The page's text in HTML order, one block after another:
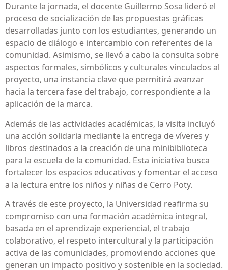
Durante la jornada, el docente Guillermo Sosa lideró el
proceso de socialización de las propuestas gráficas
desarrolladas junto con los estudiantes, generando un
espacio de diálogo e intercambio con referentes de la
comunidad. Asimismo, se llevó a cabo la consulta sobre
aspectos formales, simbólicos y culturales vinculados al
proyecto, una instancia clave que permitirá avanzar
hacia la tercera fase del trabajo, correspondiente a la
aplicación de la marca.
Además de las actividades académicas, la visita incluyó
una acción solidaria mediante la entrega de víveres y
libros destinados a la creación de una minibiblioteca
para la escuela de la comunidad. Esta iniciativa busca
fortalecer los espacios educativos y fomentar el acceso
a la lectura entre los niños y niñas de Cerro Poty.
A través de este proyecto, la Universidad reafirma su
compromiso con una formación académica integral,
basada en el aprendizaje experiencial, el trabajo
colaborativo, el respeto intercultural y la participación
activa de las comunidades, promoviendo acciones que
generan un impacto positivo y sostenible en la sociedad.